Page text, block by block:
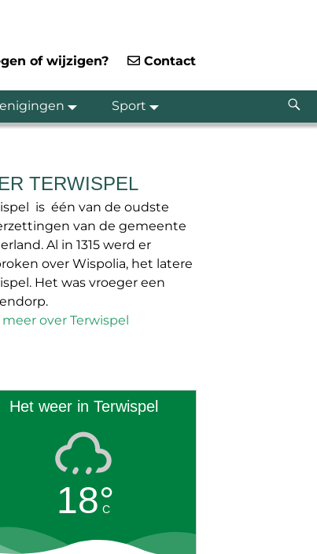
of wijzigen? Contact
Sport
TERWISPEL
is één van de oudste
van de gemeente
Al in 1315 werd er
over Wispolia, het latere
Het was vroeger een
meer over Terwispel
Het weer in Terwispel
18°
C